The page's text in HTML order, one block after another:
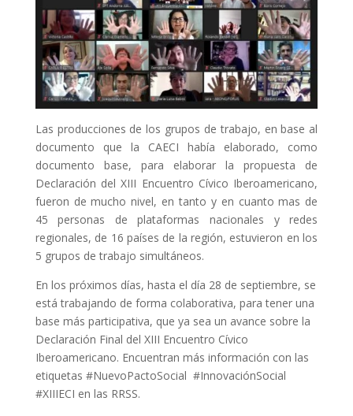
Las producciones de los grupos de trabajo, en base al
documento que la CAECI había elaborado, como
documento base, para elaborar la propuesta de
Declaración del XIII Encuentro Cívico Iberoamericano,
fueron de mucho nivel, en tanto y en cuanto mas de
45 personas de plataformas nacionales y redes
regionales, de 16 países de la región, estuvieron en los
5 grupos de trabajo simultáneos.
En los próximos días, hasta el día 28 de septiembre, se
está trabajando de forma colaborativa, para tener una
base más participativa, que ya sea un avance sobre la
Declaración Final del XIII Encuentro Cívico
Iberoamericano. Encuentran más información con las
etiquetas #NuevoPactoSocial #InnovaciónSocial
#XIIIECI en las RRSS.